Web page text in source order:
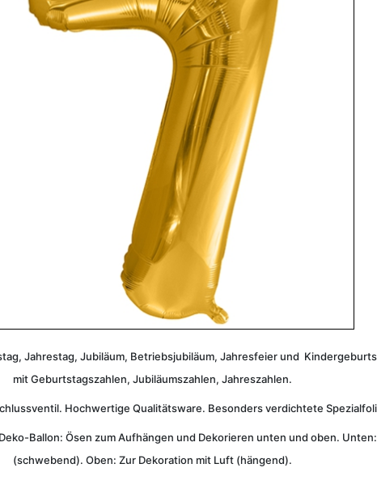
Jahrestag, Jubiläum, Betriebsjubiläum, Jahresfeier und
mit Geburtstagszahlen, Jubiläumszahlen, Jahreszahlen.
Hochwertige Qualitätsware. Besonders verdichtete
Ballon: Ösen zum Aufhängen und Dekorieren unten und oben.
(schwebend). Oben: Zur Dekoration mit Luft (hängend).